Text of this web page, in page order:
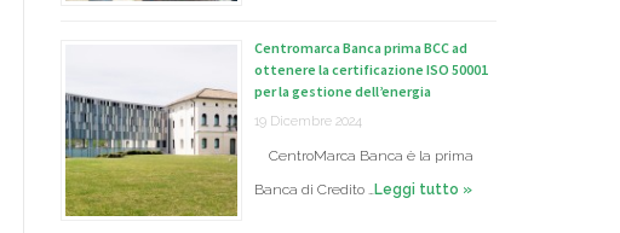
Centromarca Banca prima BCC ad
ottenere la certificazione ISO 50001
per la gestione dell’energia
19 Dicembre 2024
CentroMarca Banca è la prima
Banca di Credito …Leggi tutto »